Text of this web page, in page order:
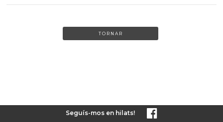
TORNAR
Seguís-mos en hilats!